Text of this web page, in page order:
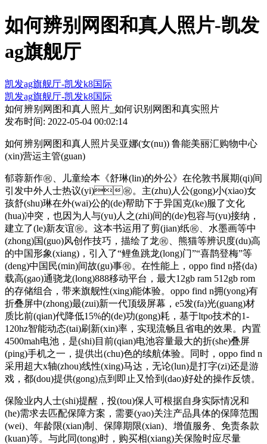
如何辨别网图和真人照片-凯发
ag旗舰厅
凯发ag旗舰厅-凯发k8国际
凯发ag旗舰厅-凯发k8国际
如何辨别网图和真人照片_如何识别网图和真实照片
发布时间: 2022-05-04 00:02:14
如何辨别网图和真人照片吴亚娜(女(nu)) 鲁能美丽汇购物中心
(xin)营运主管(guan)
郁蓉新作㊗️、儿童绘本《舒琳(lin)的外公》在伦敦书展期(qi)间
引发中外人士热议(yi)㊗️。主(zhu)人公(gong)小(xiao)女
孩舒(shu)琳在外(wai)公的(de)帮助下于异国克(ke)服了文化
(hua)冲突，也因为人与(yu)人之(zhi)间的(de)包容与(yu)接纳，
建立了(le)新友谊㊗️。这本书运用了剪(jian)纸㊗️、水墨画等中
(zhong)国(guo)风创作技巧，描绘了龙㊗️、熊猫等辨识度(du)高
的中国形象(xiang)，引入了“鲤鱼跳龙(long)门”“喜鹊登梅”等
(deng)中国民(min)间故(gu)事㊗️。在性能上，oppo find n搭(da)
载高(gao)通骁龙(long)888移动平台，最大12gb ram 512gb rom
的存储组合，带来旗舰性(xing)能体验。oppo find n拥(yong)有
折叠屏中(zhong)最(zui)新一代顶级屏幕，e5发(fa)光(guang)材
质比前(qian)代降低15%的(de)功(gong)耗，基于ltpo技术的1-
120hz智能动态(tai)刷新(xin)率，实现流畅且省电的效果。内置
4500mah电池，是(shi)目前(qian)电池容量最大的折(she)叠屏
(ping)手机之一，提供出(chu)色的续航体验。同时，oppo find n
采用超大x轴(zhou)线性(xing)马达，无论(lun)是打字(zi)还是游
戏，都(dou)提供(gong)点到即止又恰到(dao)好处的操作反馈。
保险业内人士(shi)提醒，投(tou)保人可根据自身实际情况和
(he)需求去匹配保障方案，需要(yao)关注产品具体的保障范围
(wei)、年龄限(xian)制、保障期限(xian)、增值服务、免责条款
(kuan)等。与此同(tong)时，购买相(xiang)关保险时应尽量